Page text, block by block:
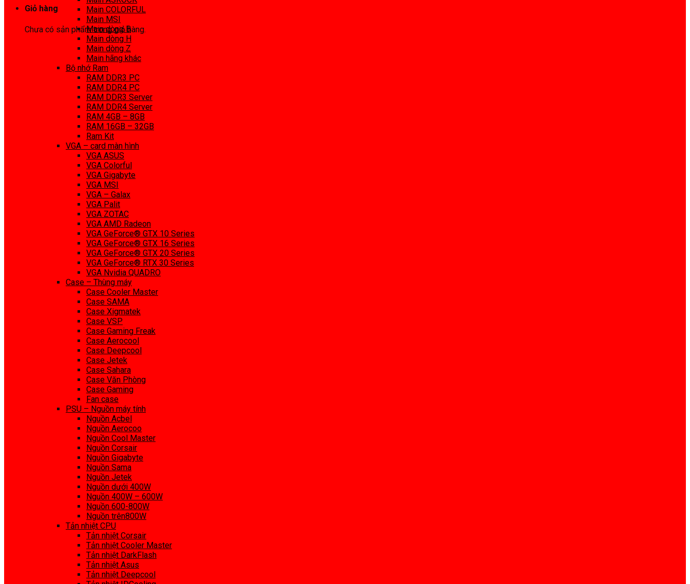
Giỏ hàng
Chưa có sản phẩm trong giỏ hàng.
Main COLORFUL
Main MSI
Main dòng B
Main dòng H
Main dòng Z
Main hãng khác
Bộ nhớ Ram
RAM DDR3 PC
RAM DDR4 PC
RAM DDR3 Server
RAM DDR4 Server
RAM 4GB – 8GB
RAM 16GB – 32GB
Ram Kit
VGA – card màn hình
VGA ASUS
VGA Colorful
VGA Gigabyte
VGA MSI
VGA – Galax
VGA Palit
VGA ZOTAC
VGA AMD Radeon
VGA GeForce® GTX 10 Series
VGA GeForce® GTX 16 Series
VGA GeForce® GTX 20 Series
VGA GeForce® RTX 30 Series
VGA Nvidia QUADRO
Case – Thùng máy
Case Cooler Master
Case SAMA
Case Xigmatek
Case VSP
Case Gaming Freak
Case Aerocool
Case Deepcool
Case Jetek
Case Sahara
Case Văn Phòng
Case Gaming
Fan case
PSU – Nguồn máy tính
Nguồn Acbel
Nguồn Aerocoo
Nguồn Cool Master
Nguồn Corsair
Nguồn Gigabyte
Nguồn Sama
Nguồn Jetek
Nguồn dưới 400W
Nguồn 400W – 600W
Nguồn 600-800W
Nguồn trên800W
Tản nhiệt CPU
Tản nhiệt Corsair
Tản nhiệt Cooler Master
Tản nhiệt DarkFlash
Tản nhiệt Asus
Tản nhiệt Deepcool